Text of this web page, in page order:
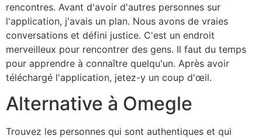
rencontres. Avant d'avoir d'autres personnes sur
l'application, j'avais un plan. Nous avons de vraies
conversations et défini justice. C'est un endroit
merveilleux pour rencontrer des gens. Il faut du temps
pour apprendre à connaître quelqu'un. Après avoir
téléchargé l'application, jetez-y un coup d'œil.
Alternative à Omegle
Trouvez les personnes qui sont authentiques et qui